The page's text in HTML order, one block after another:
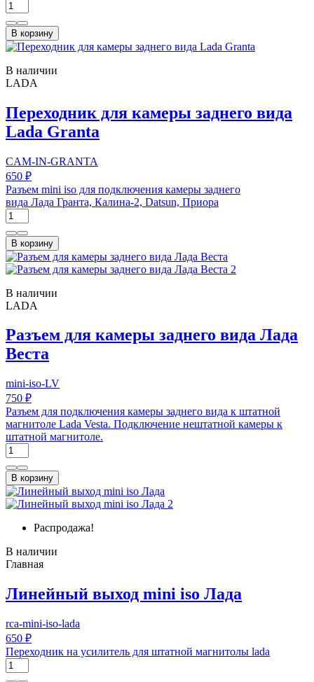
В корзину
В наличии
LADA
Переходник для камеры заднего вида
Lada Granta
CAM-IN-GRANTA
650 ₽
Разъем mini iso для подключения камеры заднего
вида Лада Гранта, Калина-2, Datsun, Приора
В корзину
В наличии
LADA
Разъем для камеры заднего вида Лада
Веста
mini-iso-LV
750 ₽
Разъем для подключения камеры заднего вида к штатной
магнитоле Lada Vesta. Подключение нештатной камеры к
штатной магнитоле.
В корзину
Распродажа!
В наличии
Главная
Линейный выход mini iso Лада
rca-mini-iso-lada
650 ₽
Переходник на усилитель для штатной магнитолы lada